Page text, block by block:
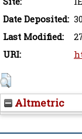
Date Deposited:
Last Modified:
URI:
Altmetric